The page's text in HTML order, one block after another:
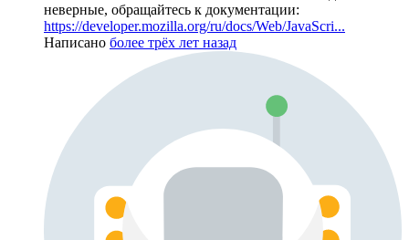
неверные, обращайтесь к документации:
https://developer.mozilla.org/ru/docs/Web/JavaScri...
Написано более трёх лет назад